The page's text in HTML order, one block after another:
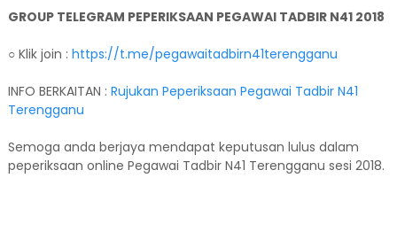
GROUP TELEGRAM PEPERIKSAAN PEGAWAI TADBIR N41 2018
○ Klik join : https://t.me/pegawaitadbirn41terengganu
INFO BERKAITAN : Rujukan Peperiksaan Pegawai Tadbir N41
Terengganu
Semoga anda berjaya mendapat keputusan lulus dalam
peperiksaan online Pegawai Tadbir N41 Terengganu sesi 2018.